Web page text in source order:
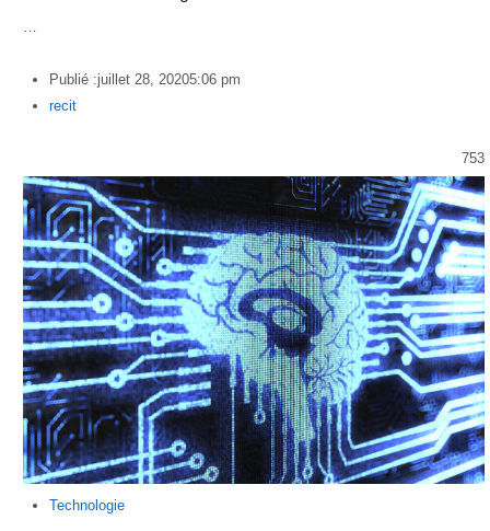
…
Publié :juillet 28, 20205:06 pm
Author
recit
753
Technologie